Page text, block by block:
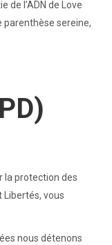
de l’ADN de Love
parenthèse sereine,
la protection des
Libertés, vous
nous détenons